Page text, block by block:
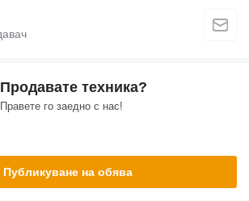
Продавате техника?
Правете го заедно с нас!
Публикуване на обява